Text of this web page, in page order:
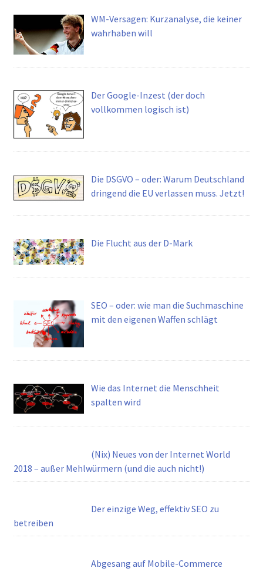
WM-Versagen: Kurzanalyse, die keiner
wahrhaben will
Der Google-Inzest (der doch
vollkommen logisch ist)
Die DSGVO – oder: Warum Deutschland
dringend die EU verlassen muss. Jetzt!
Die Flucht aus der D-Mark
SEO – oder: wie man die Suchmaschine
mit den eigenen Waffen schlägt
Wie das Internet die Menschheit
spalten wird
(Nix) Neues von der Internet World
2018 – außer Mehlwürmern (und die auch nicht!)
Der einzige Weg, effektiv SEO zu
betreiben
Abgesang auf Mobile-Commerce